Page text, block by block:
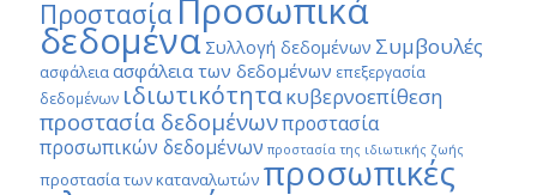
Προστασία Προσωπικά
δεδομένα Συλλογή δεδομένων Συμβουλές
ασφάλειαασφάλεια των δεδομένων επεξεργασία
δεδομένων ιδιωτικότητακυβερνοεπίθεση
προστασία δεδομένωνπροστασία
προσωπικών δεδομένων προστασία της ιδιωτικής ζωής
προστασία των καταναλωτών προσωπικές